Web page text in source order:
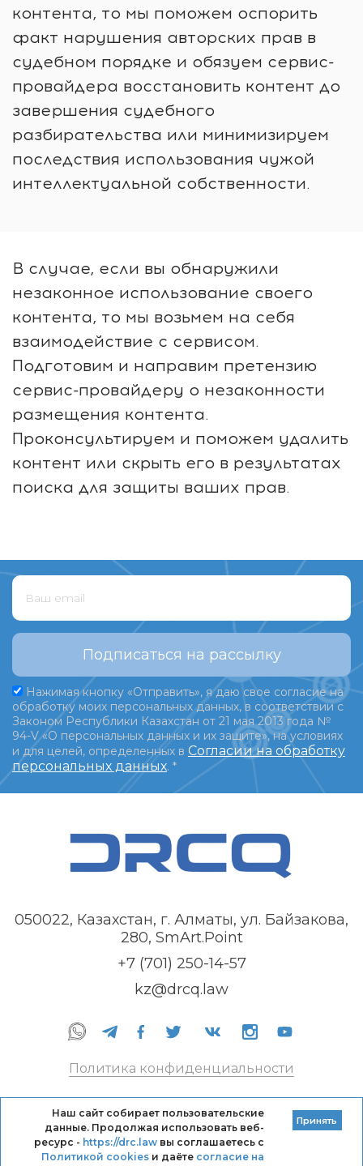
контента, то мы поможем оспорить
факт нарушения авторских прав в
судебном порядке и обязуем сервис-
провайдера восстановить контент до
завершения судебного
разбирательства или минимизируем
последствия использования чужой
интеллектуальной собственности.
В случае, если вы обнаружили
незаконное использование своего
контента, то мы возьмем на себя
взаимодействие с сервисом.
Подготовим и направим претензию
сервис-провайдеру о незаконности
размещения контента.
Проконсультируем и поможем удалить
контент или скрыть его в результатах
поиска для защиты ваших прав.
Подписаться на рассылку
Нажимая кнопку «Отправить», я даю свое согласие на
обработку моих персональных данных, в соответствии с
Законом Республики Казахстан от 21 мая 2013 года №
94-V «О персональных данных и их защите», на условиях
и для целей, определенных в Согласии на обработку
персональных данных. *
050022, Казахстан, г. Алматы, ул. Байзакова,
280, SmArt.Point
+7 (701) 250-14-57
kz@drcq.law
Политика конфиденциальности
Кодекс профессиональной этики DRC
Правила оказания услуг
Наш сайт собирает пользовательские
данные. Продолжая использовать веб-
ресурс - https://drc.lawвы соглашаетесь с
Политикой cookiesи даёте согласие на
Принять